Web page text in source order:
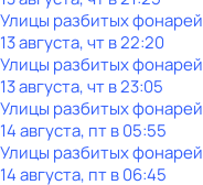
Улицы разбитых фонарей
13 августа, чт в 22:20
Улицы разбитых фонарей
13 августа, чт в 23:05
Улицы разбитых фонарей
14 августа, пт в 05:55
Улицы разбитых фонарей
14 августа, пт в 06:45